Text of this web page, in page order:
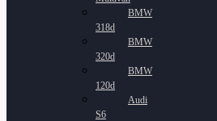
BMW
318d
BMW
320d
BMW
120d
Audi
S6